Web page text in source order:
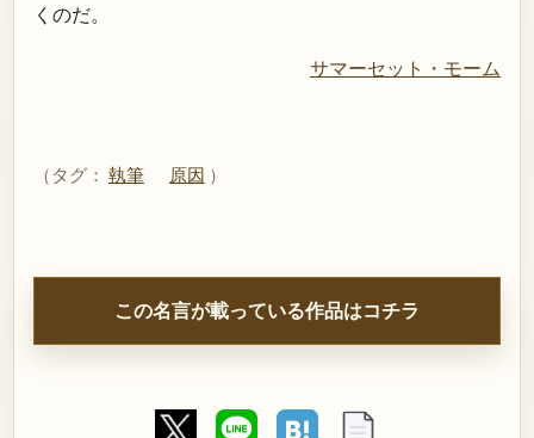
くのだ。
サマーセット・モーム
（タグ： 執筆 原因 ）
この名言が載っている作品はコチラ